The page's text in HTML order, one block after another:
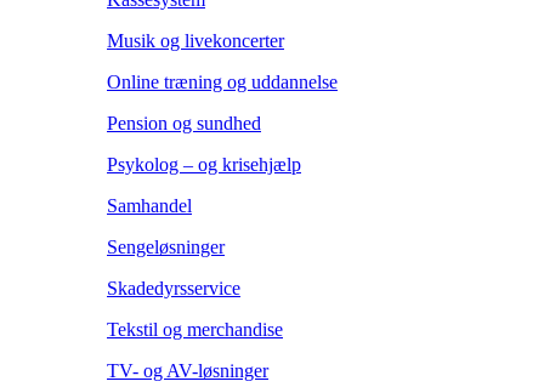
Musik og livekoncerter
Online træning og uddannelse
Pension og sundhed
Psykolog – og krisehjælp
Samhandel
Sengeløsninger
Skadedyrsservice
Tekstil og merchandise
TV- og AV-løsninger